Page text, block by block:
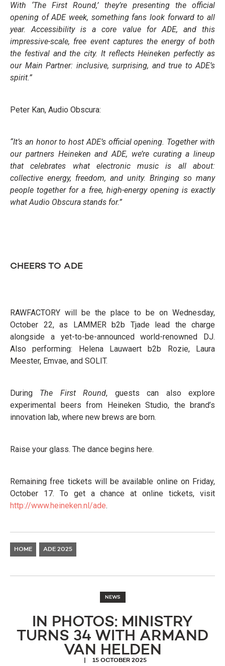
With ‘The First Round,’ they’re presenting the official
opening of ADE week, something fans look forward to all
year. Accessibility is a core value for ADE, and this
impressive-scale, free event captures the energy of both
the festival and the city. It reflects Heineken perfectly as
our Main Partner: inclusive, surprising, and true to ADE’s
spirit.”
Peter Kan, Audio Obscura:
“It’s an honor to host ADE’s official opening. Together with
our partners Heineken and ADE, we’re curating a lineup
that celebrates what electronic music is all about:
collective energy, freedom, and unity. Bringing so many
people together for a free, high-energy opening is exactly
what Audio Obscura stands for.”
CHEERS TO ADE
RAWFACTORY will be the place to be on Wednesday,
October 22, as LAMMER b2b Tjade lead the charge
alongside a yet-to-be-announced world-renowned DJ.
Also performing: Helena Lauwaert b2b Rozie, Laura
Meester, Emvae, and SOLIT.
During The First Round, guests can also explore
experimental beers from Heineken Studio, the brand’s
innovation lab, where new brews are born.
Raise your glass. The dance begins here.
Remaining free tickets will be available online on Friday,
October 17. To get a chance at online tickets, visit
http://www.heineken.nl/ade.
HOME ADE 2025
NEWS
IN PHOTOS: MINISTRY
TURNS 34 WITH ARMAND
VAN HELDEN
15 OCTOBER 2025